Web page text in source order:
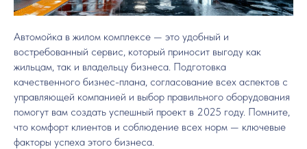
Автомойка в жилом комплексе — это удобный и
востребованный сервис, который приносит выгоду как
жильцам, так и владельцу бизнеса. Подготовка
качественного бизнес-плана, согласование всех аспектов с
управляющей компанией и выбор правильного оборудования
помогут вам создать успешный проект в 2025 году. Помните,
что комфорт клиентов и соблюдение всех норм — ключевые
факторы успеха этого бизнеса.